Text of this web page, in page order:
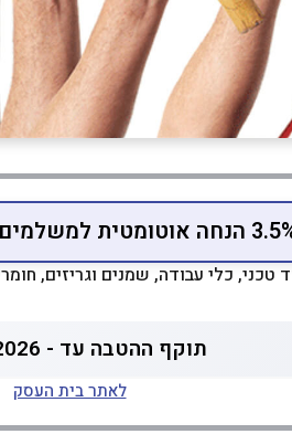
אוטומטית למשלמים בכרטיס המועדון
טכני, כלי עבודה, שמנים וגריזים,
תוקף ההטבה עד - 07.09.2026
לאתר בית העסק